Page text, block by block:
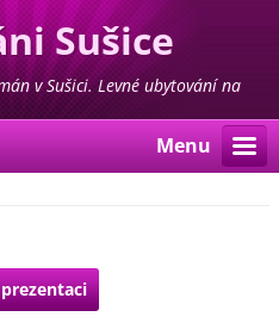
Sušice
v Sušici. Levné ubytování na
středu města
Menu